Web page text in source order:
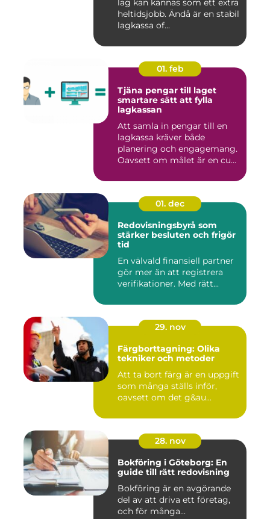
lag kan kännas som ett extra
heltidsjobb. Ändå är en stabil
lagkassa of...
01. feb
Tjäna pengar till laget
smartare sätt att fylla
lagkassan
Att samla in pengar till en
lagkassa kräver både
planering och engagemang.
Oavsett om målet är en cu...
01. dec
Redovisningsbyrå som
stärker besluten och frigör
tid
En välvald finansiell partner
gör mer än att registrera
verifikationer. Med rätt...
29. nov
Färgborttagning: Olika
tekniker och metoder
Att ta bort färg är en uppgift
som många ställs inför,
oavsett om det g&au...
28. nov
Bokföring i Göteborg: En
guide till rätt redovisning
Bokföring är en avgörande
del av att driva ett företag,
och för många...